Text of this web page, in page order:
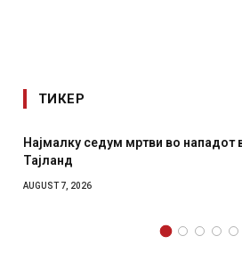
ТИКЕР
Најмалку седум мртви во нападот
Тајланд
AUGUST 7, 2026